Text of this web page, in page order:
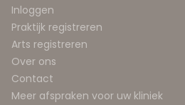
Inloggen
Praktijk registreren
Arts registreren
Over ons
Contact
Meer afspraken voor uw kliniek